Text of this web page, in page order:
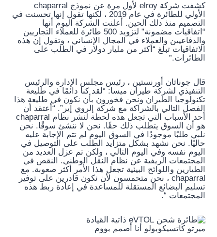
كشفت شركة elroy لأول مرة عن نموذج chaparral
الأولي للطائرة في عام 2019 ، لكنها تقول إنها تحسنت في
التصميم منذ ذلك الحين. أعلنت الشركة اليوم أنها
“اتفاقيات مضمونة” لتزويد 500 طائرة للعملاء التجاريين
والدفاعيين والعملاء في المجال الإنساني ، وتقول إن هذه
الاتفاقيات تبلغ “أكثر من مليار دولار في الطلب على
الطائرات.”
قال جوناثان أورنستين ، رئيس مجلس الإدارة والرئيس
التنفيذي لشركة طيران ميسا: “لقد كنا دائمًا في طليعة
تكنولوجيا الطيران ونحن فخورون بأن نكون في طليعة هذا
الفصل التالي بالشراكة مع شركة إلروي إير”. “أعتقد أن
أحد الأسباب التي تجعل هذه لحظة لنشر نظام chaparral
هو أن السوق يتطلب ذلك حقًا. نحن لا ننشئ سوقًا. نحن
نلبي طلبًا موجودًا في السوق اليوم لم تتم الإجابة عليه
حاليًا. نحن نشهد بشكل متزايد الطلب على التوصيل في
اليوم نفسه وفي اليوم التالي ، ولكن تم عزل العديد من
المجتمعات الريفية عن نظام النقل الوطني. النقص في
الطيارين واللوائح البيئية تجعل هذا الأمر أكثر صعوبة. مع
chaparral ، نحن متحمسون لأن نكون قادرين على توفير
تسليم البضائع المستقلة للمساعدة في إعادة ربط هذه
المجتمعات “.
ميرتو كاتسيكوبولو أنا أصمم بووم